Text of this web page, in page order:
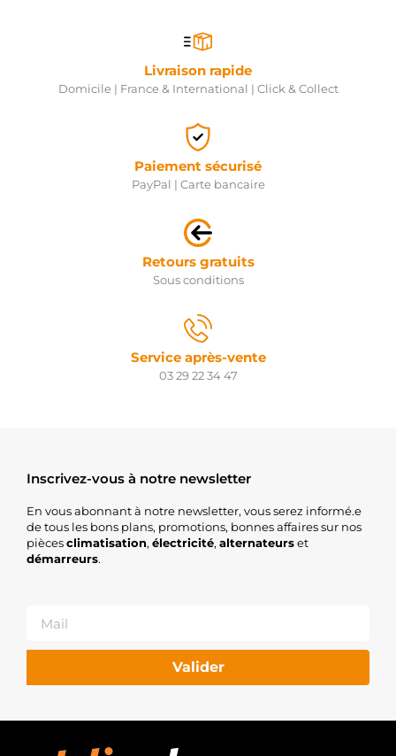
Livraison rapide
Domicile | France & International | Click & Collect
Paiement sécurisé
PayPal | Carte bancaire
Retours gratuits
Sous conditions
Service après-vente
03 29 22 34 47
Inscrivez-vous à notre newsletter
En vous abonnant à notre newsletter, vous serez informé.e
de tous les bons plans, promotions, bonnes affaires sur nos
piècesclimatisation, électricité, alternateurset
démarreurs.
Valider